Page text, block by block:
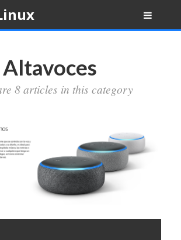
Altavoces
8 articles in this category